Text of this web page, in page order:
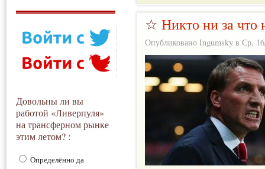
Довольны ли вы
работой «Ливерпуля»
на трансферном рынке
этим летом? :
Определённо да
☆ Никто ни за что
Опубликовано Ingumsky в Ср,